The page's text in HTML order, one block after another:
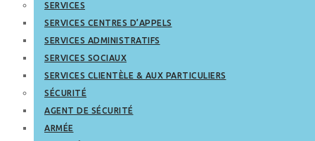
SERVICES
SERVICES CENTRES D’APPELS
SERVICES ADMINISTRATIFS
SERVICES SOCIAUX
SERVICES CLIENTÈLE & AUX PARTICULIERS
SÉCURITÉ
AGENT DE SÉCURITÉ
ARMÉE